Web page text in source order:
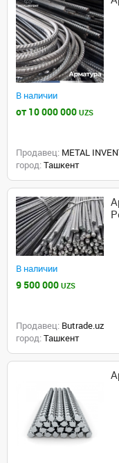
В наличии
от 10 000 000 UZS
Продавец: METAL
город: Ташкент
В наличии
9 500 000 UZS
Продавец: Butrade.uz
город: Ташкент